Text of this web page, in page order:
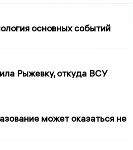
основных событий
Рыжевку, откуда ВСУ
может оказаться не